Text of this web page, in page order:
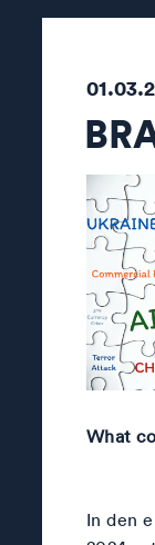
What
In den